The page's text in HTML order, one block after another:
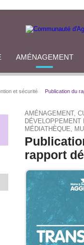
AMÉNAGEMENT
et sécurité Publication du
AMÉNAGEMENT,
DÉVELOPPEMENT
MÉDIATHÈQUE,
rapport